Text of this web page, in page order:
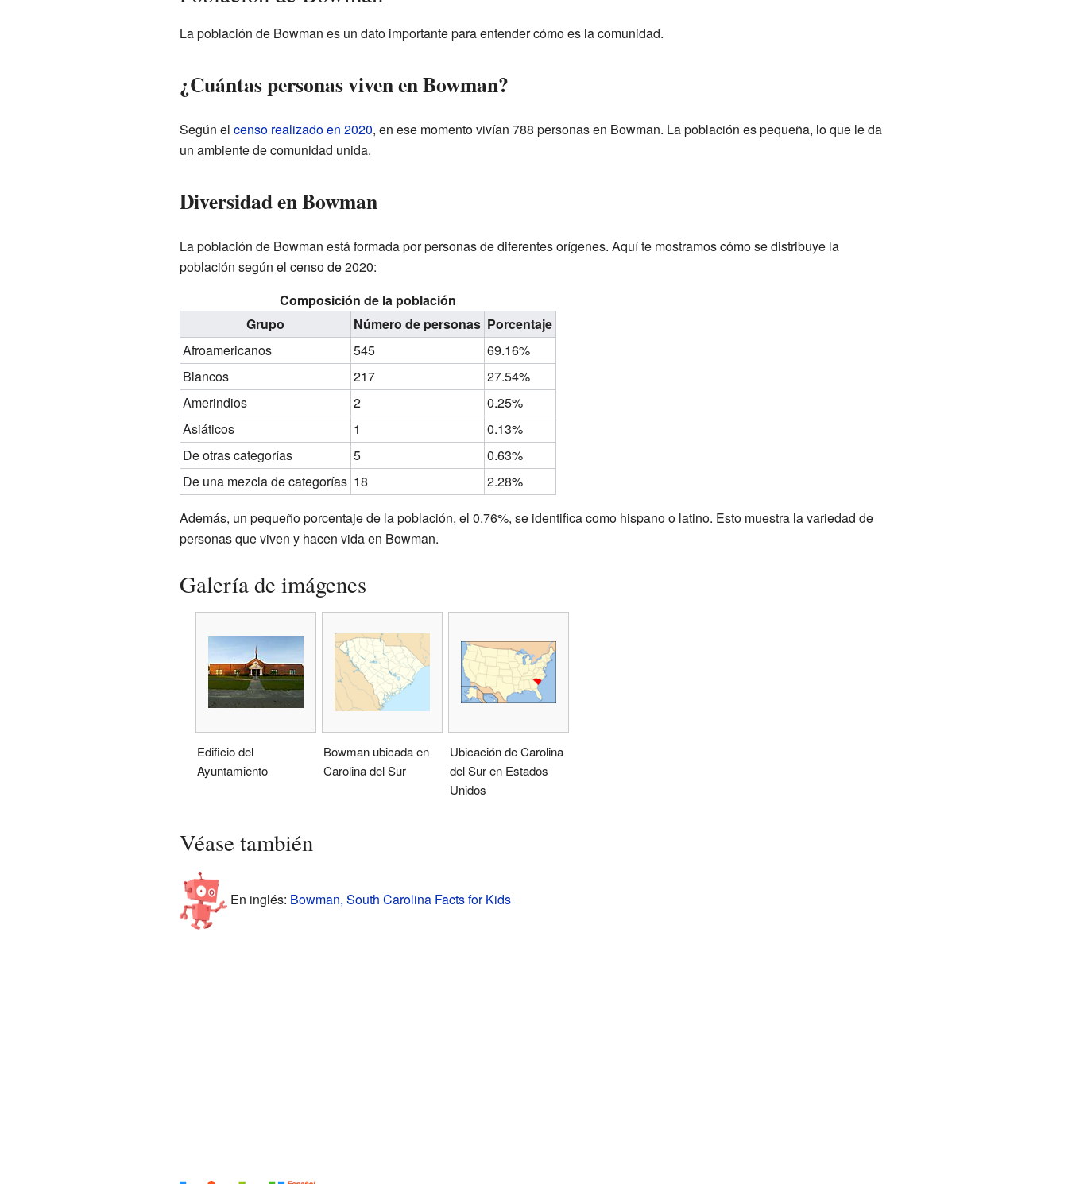
La población de Bowman es un dato importante para entender cómo es la comunidad.
¿Cuántas personas viven en Bowman?
Según el censo realizado en 2020, en ese momento vivían 788 personas en Bowman. La población es pequeña, lo que le da
un ambiente de comunidad unida.
Diversidad en Bowman
La población de Bowman está formada por personas de diferentes orígenes. Aquí te mostramos cómo se distribuye la
población según el censo de 2020:
Composición de la población
Grupo
Número de personas Porcentaje
Afroamericanos
545
69.16%
Blancos
217
27.54%
Amerindios
2
0.25%
Asiáticos
1
0.13%
De otras categorías
5
0.63%
De una mezcla de categorías 18
2.28%
Además, un pequeño porcentaje de la población, el 0.76%, se identifica como hispano o latino. Esto muestra la variedad de
personas que viven y hacen vida en Bowman.
Galería de imágenes
Edificio del
Ayuntamiento
Bowman ubicada en
Carolina del Sur
Ubicación de Carolina
del Sur en Estados
Unidos
Véase también
En inglés: Bowman, South Carolina Facts for Kids